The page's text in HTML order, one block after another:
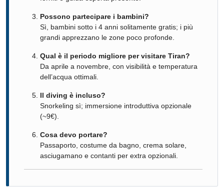
Possono partecipare i bambini?
Sì, bambini sotto i 4 anni solitamente gratis; i più
grandi apprezzano le zone poco profonde.
Qual è il periodo migliore per visitare Tiran?
Da aprile a novembre, con visibilità e temperatura
dell’acqua ottimali.
Il diving è incluso?
Snorkeling sì; immersione introduttiva opzionale
(~9€).
Cosa devo portare?
Passaporto, costume da bagno, crema solare,
asciugamano e contanti per extra opzionali.